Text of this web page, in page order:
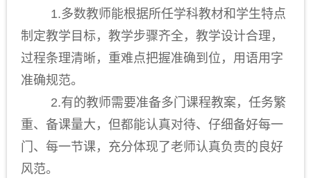
1.多数教师能根据所任学科教材和学生特点
制定教学目标，教学步骤齐全，教学设计合理，
过程条理清晰，重难点把握准确到位，用语用字
准确规范。
2.有的教师需要准备多门课程教案，任务繁
重、备课量大，但都能认真对待、仔细备好每一
门、每一节课，充分体现了老师认真负责的良好
风范。